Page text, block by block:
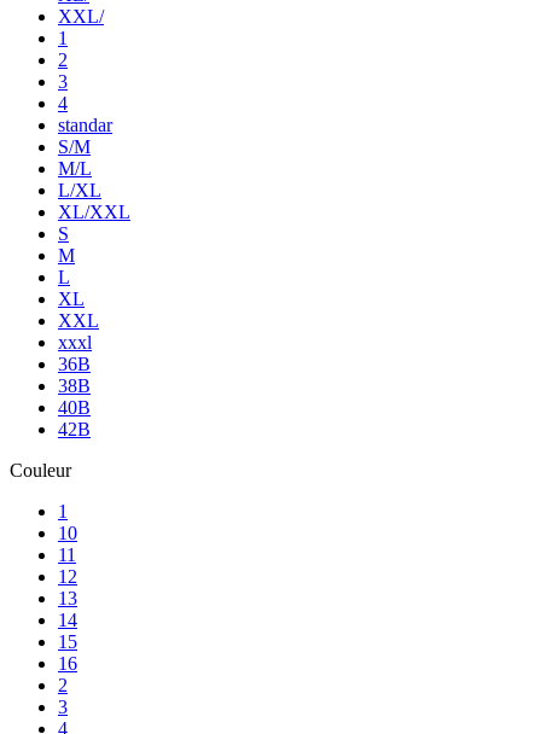
XXL/
1
2
3
4
standar
S/M
M/L
L/XL
XL/XXL
S
M
L
XL
XXL
xxxl
36B
38B
40B
42B
Couleur
1
10
11
12
13
14
15
16
2
3
4